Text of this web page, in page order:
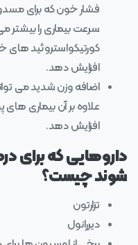
فشار خون که برای
سرعت بیماری را بیشتر
کورتیکواستروئید های
افزایش دهد.
اضافه وزن شدید می
علاوه بر آن بیماری
افزایش دهد.
داروهایی که برای
شوند چیست؟
تزارتون
دیررانول